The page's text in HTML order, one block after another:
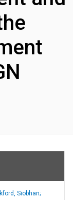
Siobhan;